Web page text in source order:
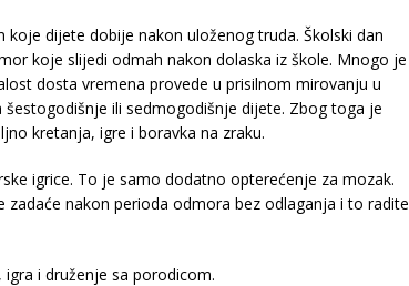
dijete dobije nakon uloženog truda. Školski dan
koje slijedi odmah nakon dolaska iz škole. Mnogo je
dosta vremena provede u prisilnom mirovanju u
ili sedmogodišnje dijete. Zbog toga je
kretanja, igre i boravka na zraku.
igrice. To je samo dodatno opterećenje za mozak.
nakon perioda odmora bez odlaganja i to radite
i druženje sa porodicom.